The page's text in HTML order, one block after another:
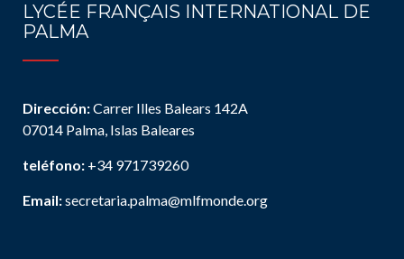
LYCÉE FRANÇAIS INTERNATIONAL DE
PALMA
Dirección:Carrer Illes Balears 142A
07014 Palma, Islas Baleares
teléfono: +34 971739260
Email:secretaria.palma@mlfmonde.org